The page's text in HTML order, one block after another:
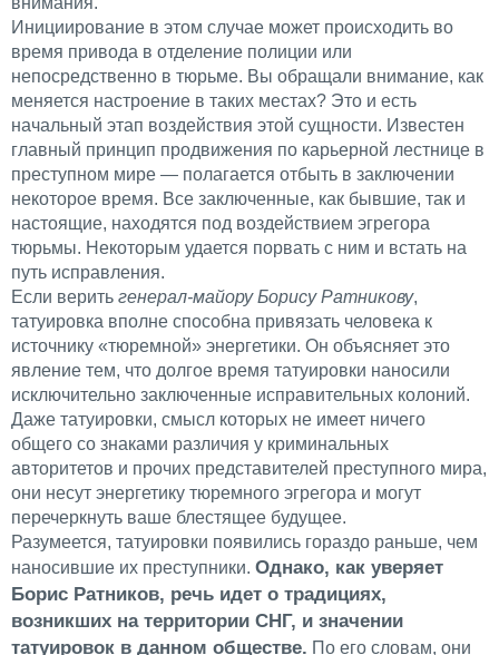
Инициирование в этом случае может происходить во
время привода в отделение полиции или
непосредственно в тюрьме. Вы обращали внимание, как
меняется настроение в таких местах? Это и есть
начальный этап воздействия этой сущности. Известен
главный принцип продвижения по карьерной лестнице в
преступном мире — полагается отбыть в заключении
некоторое время. Все заключенные, как бывшие, так и
настоящие, находятся под воздействием эгрегора
тюрьмы. Некоторым удается порвать с ним и встать на
путь исправления.
Если верить генерал-майору Борису Ратникову,
татуировка вполне способна привязать человека к
источнику «тюремной» энергетики. Он объясняет это
явление тем, что долгое время татуировки наносили
исключительно заключенные исправительных колоний.
Даже татуировки, смысл которых не имеет ничего
общего со знаками различия у криминальных
авторитетов и прочих представителей преступного мира,
они несут энергетику тюремного эгрегора и могут
перечеркнуть ваше блестящее будущее.
Разумеется, татуировки появились гораздо раньше, чем
наносившие их преступники. Однако, как уверяет
Борис Ратников, речь идет о традициях,
возникших на территории СНГ, и значении
татуировок в данном обществе. По его словам, они